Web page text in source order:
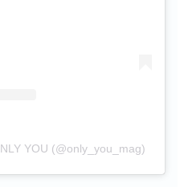
YOU (@only_you_mag)